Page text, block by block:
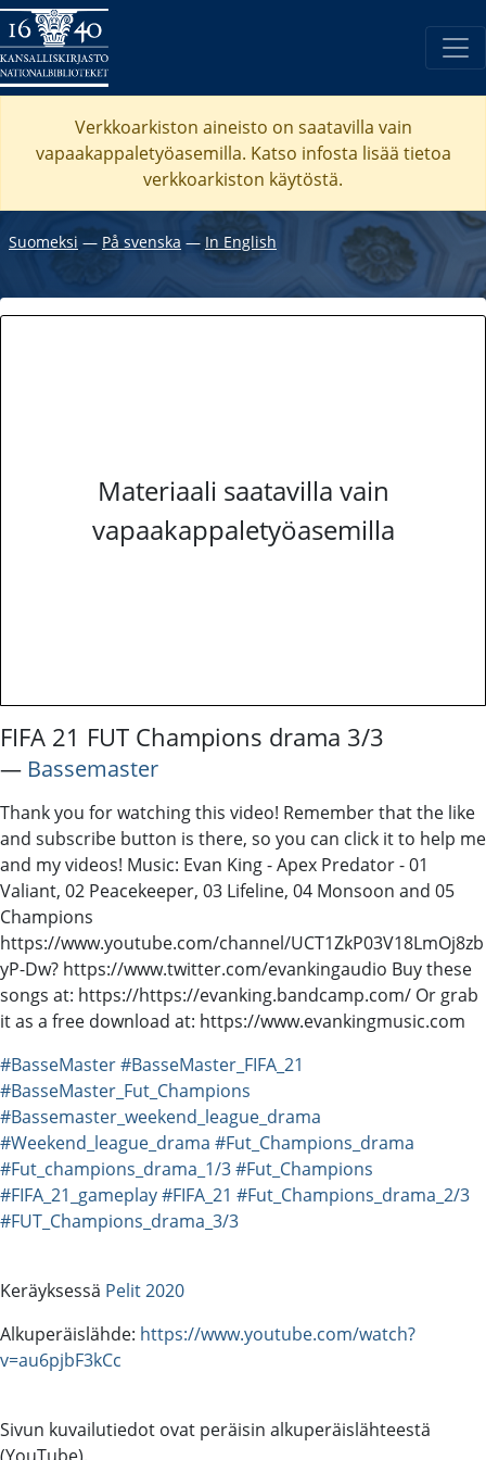
Verkkoarkiston aineisto on saatavilla vain
vapaakappaletyöasemilla. Katso infosta lisää tietoa
verkkoarkiston käytöstä.
Suomeksi ― På svenska ― In English
Materiaali saatavilla vain
vapaakappaletyöasemilla
FIFA 21 FUT Champions drama 3/3
― Bassemaster
Thank you for watching this video! Remember that the like
and subscribe button is there, so you can click it to help me
and my videos! Music: Evan King - Apex Predator - 01
Valiant, 02 Peacekeeper, 03 Lifeline, 04 Monsoon and 05
Champions
https://www.youtube.com/channel/UCT1ZkP03V18LmOj8zb
yP-Dw? https://www.twitter.com/evankingaudio Buy these
songs at: https://https://evanking.bandcamp.com/ Or grab
it as a free download at: https://www.evankingmusic.com
#BasseMaster#BasseMaster_FIFA_21
#BasseMaster_Fut_Champions
#Bassemaster_weekend_league_drama
#Weekend_league_drama #Fut_Champions_drama
#Fut_champions_drama_1/3#Fut_Champions
#FIFA_21_gameplay#FIFA_21 #Fut_Champions_drama_2/3
#FUT_Champions_drama_3/3
Keräyksessä Pelit 2020
Alkuperäislähde: https://www.youtube.com/watch?
v=au6pjbF3kCc
Sivun kuvailutiedot ovat peräisin alkuperäislähteestä